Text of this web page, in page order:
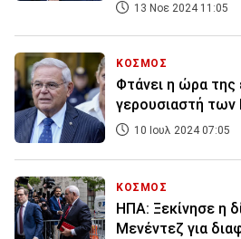
13 Νοε 2024 11:05
ΚΟΣΜΟΣ
Φτάνει η ώρα της
γερουσιαστή
10 Ιουλ 2024 07:05
ΚΟΣΜΟΣ
ΗΠΑ: Ξεκίνησε η
Μενέντεζ για